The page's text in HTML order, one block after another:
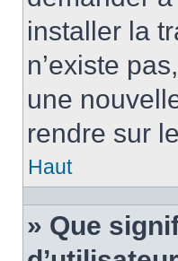
installer la
n’existe
une
rendre sur
Haut
» Que